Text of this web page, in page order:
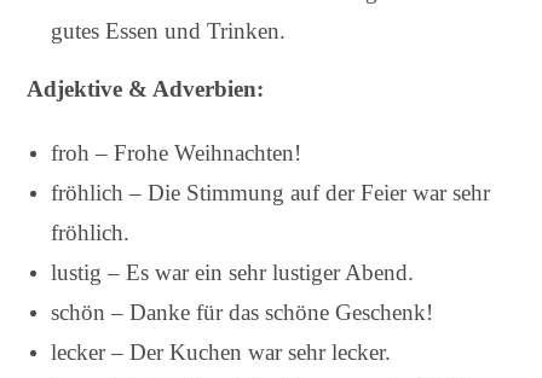
gutes Essen und Trinken.
Adjektive & Adverbien:
froh – Frohe Weihnachten!
fröhlich – Die Stimmung auf der Feier war sehr
fröhlich.
lustig – Es war ein sehr lustiger Abend.
schön – Danke für das schöne Geschenk!
lecker – Der Kuchen war sehr lecker.